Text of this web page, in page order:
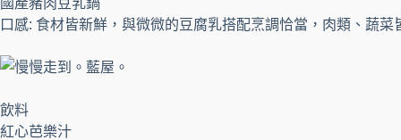
口感: 食材皆新鮮，與微微的豆腐乳搭配烹調恰當，肉類、蔬菜
飲料
紅心芭樂汁